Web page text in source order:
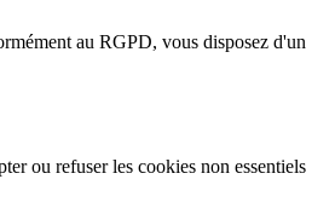
au RGPD, vous disposez d'un
ou refuser les cookies non essentiels